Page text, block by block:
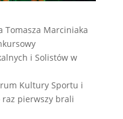
Tomasza Marciniaka
i Solistów w
Kultury Sportu i
raz pierwszy brali